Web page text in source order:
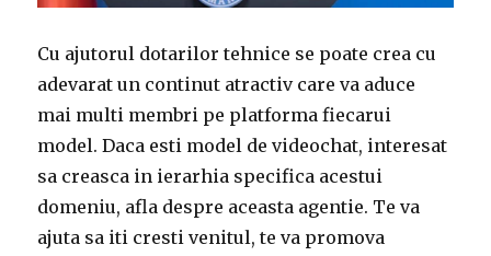
Cu ajutorul dotarilor tehnice se poate crea cu
adevarat un continut atractiv care va aduce
mai multi membri pe platforma fiecarui
model. Daca esti model de videochat, interesat
sa creasca in ierarhia specifica acestui
domeniu, afla despre aceasta agentie. Te va
ajuta sa iti cresti venitul, te va promova